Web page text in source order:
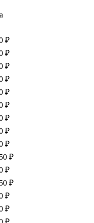
₽
₽
₽
₽
₽
₽
₽
₽
₽
₽
₽
₽
₽
₽